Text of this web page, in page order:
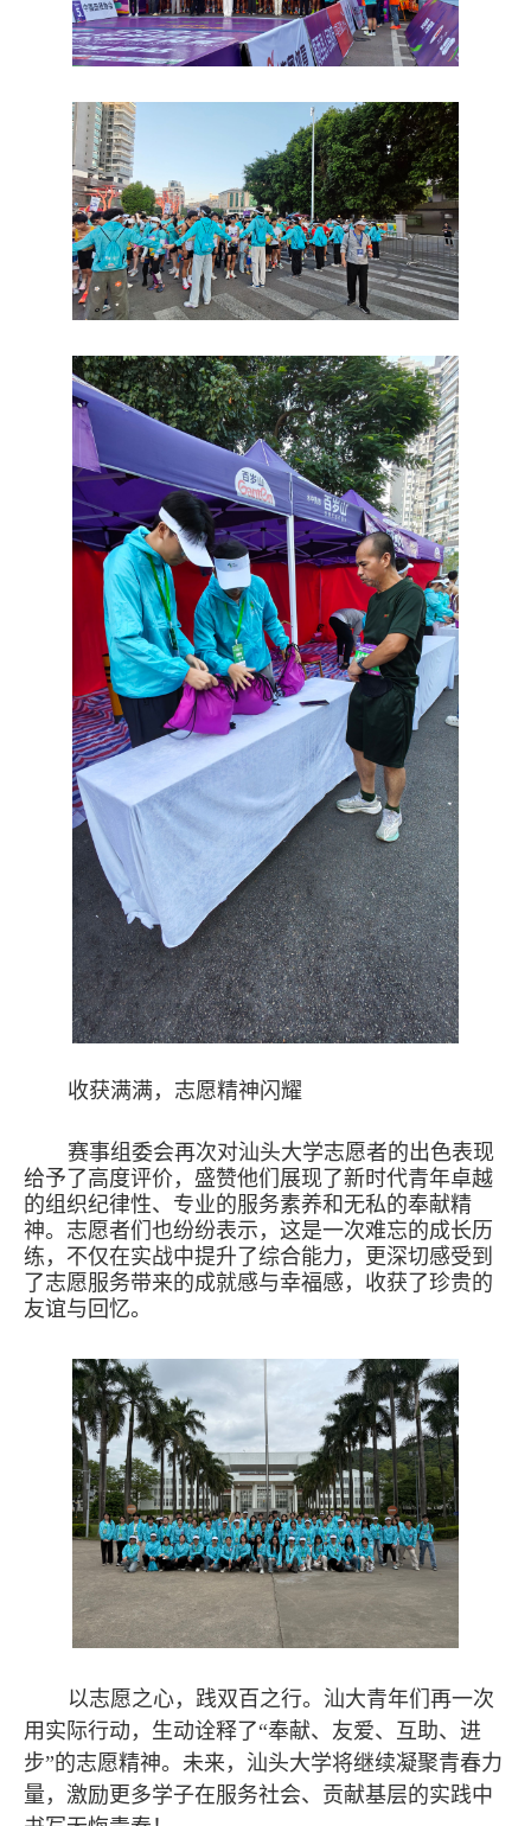
收获满满，志愿精神闪耀
赛事组委会再次对汕头大学志愿者的出色表现
给予了高度评价，盛赞他们展现了新时代青年卓越
的组织纪律性、专业的服务素养和无私的奉献精
神。志愿者们也纷纷表示，这是一次难忘的成长历
练，不仅在实战中提升了综合能力，更深切感受到
了志愿服务带来的成就感与幸福感，收获了珍贵的
友谊与回忆。
以志愿之心，践双百之行。汕大青年们再一次
用实际行动，生动诠释了“奉献、友爱、互助、进
步”的志愿精神。未来，汕头大学将继续凝聚青春力
量，激励更多学子在服务社会、贡献基层的实践中